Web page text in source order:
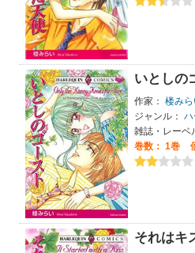
いとしの
作家： 楼みら
ジャンル：
雑誌・レーベ
巻数： 1巻
それはキ